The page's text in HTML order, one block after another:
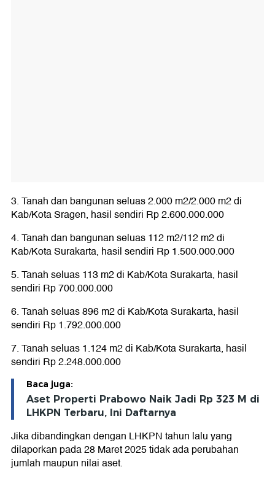
3. Tanah dan bangunan seluas 2.000 m2/2.000 m2 di
Kab/Kota Sragen, hasil sendiri Rp 2.600.000.000
4. Tanah dan bangunan seluas 112 m2/112 m2 di
Kab/Kota Surakarta, hasil sendiri Rp 1.500.000.000
5. Tanah seluas 113 m2 di Kab/Kota Surakarta, hasil
sendiri Rp 700.000.000
6. Tanah seluas 896 m2 di Kab/Kota Surakarta, hasil
sendiri Rp 1.792.000.000
7. Tanah seluas 1.124 m2 di Kab/Kota Surakarta, hasil
sendiri Rp 2.248.000.000
Baca juga:
Aset Properti Prabowo Naik Jadi Rp 323 M di
LHKPN Terbaru, Ini Daftarnya
Jika dibandingkan dengan LHKPN tahun lalu yang
dilaporkan pada 28 Maret 2025 tidak ada perubahan
jumlah maupun nilai aset.